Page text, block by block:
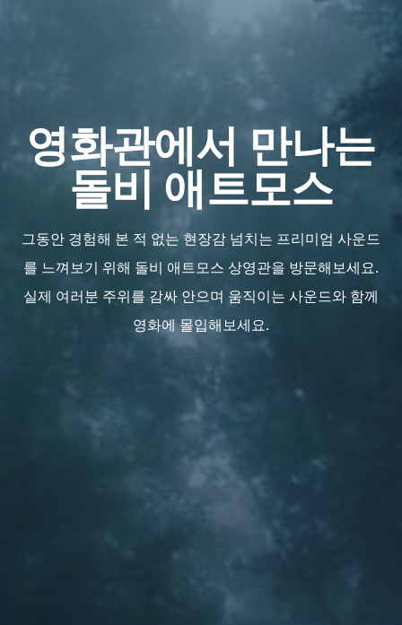
영화관에서 만나는
돌비 애트모스
그동안 경험해 본 적 없는 현장감 넘치는 프리미엄 사운드
를 느껴보기 위해 돌비 애트모스 상영관을 방문해보세요.
실제 여러분 주위를 감싸 안으며 움직이는 사운드와 함께
영화에 몰입해보세요.